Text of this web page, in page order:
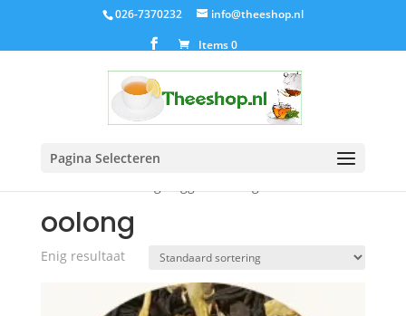
026-7370232
info@theeshop.nl
Items 0
Pagina Selecteren
oolong
Enig resultaat